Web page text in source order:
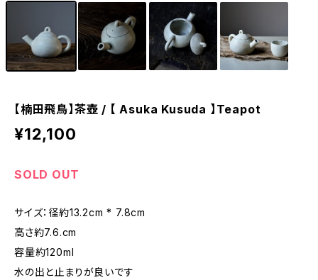
【楠田飛鳥】茶壺 / 【 Asuka Kusuda 】Teapot
¥12,100
SOLD OUT
サイズ：径約13.2cm * 7.8cm
高さ約7.6.cm
容量約120ml
水の出と止まりが良いです